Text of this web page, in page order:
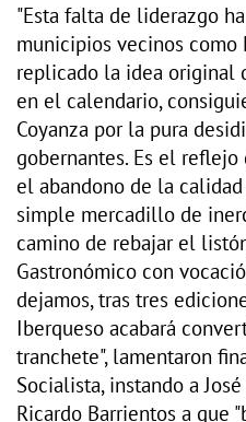
"Esta falta de liderazgo
municipios vecinos como
replicado la idea original
en el calendario,
Coyanza por la pura
gobernantes. Es el
el abandono de la
simple mercadillo de
camino de rebajar el
Gastronómico con
dejamos, tras tres
Iberqueso acabará
tranchete", lamentaron
Socialista, instando a
Ricardo Barrientos a que